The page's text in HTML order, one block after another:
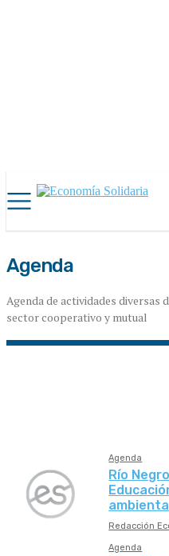
Agenda
Agenda de actividades diversas
sector cooperativo y mutual
Agenda
Río
Redacción
Agenda